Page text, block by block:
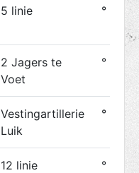
5 linie °
2 Jagers te
Voet
°
Vestingartillerie
Luik
°
12 linie °